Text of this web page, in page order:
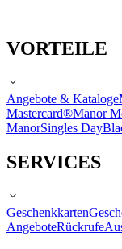
VORTEILE
Angebote & Kataloge
Mastercard®Manor
ManorSingles Day
SERVICES
Geschenkkarten
AngeboteRückrufe